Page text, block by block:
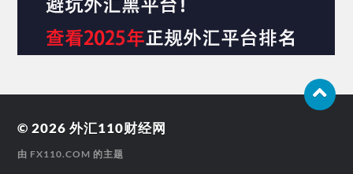
© 2026外汇110财经网
由 FX110.COM 的主题